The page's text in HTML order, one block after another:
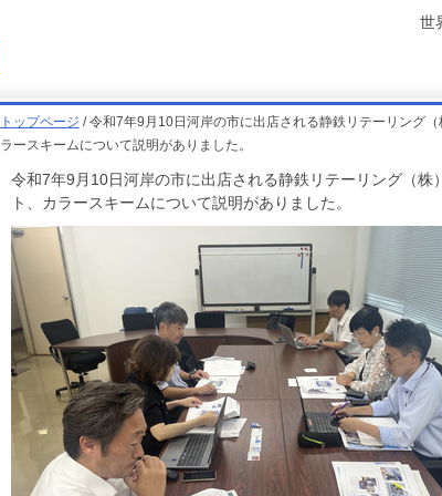
世
トップページ / 令和7年9月10日河岸の市に出店される静鉄リテーリング
ラースキームについて説明がありました。
令和7年9月10日河岸の市に出店される静鉄リテーリング（株
ト、カラースキームについて説明がありました。